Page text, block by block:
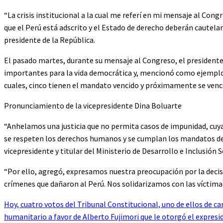
“La crisis institucional a la cual me referí en mi mensaje al
que el Perú está adscrito y el Estado de derecho deberán
presidente de la República.
El pasado martes, durante su mensaje al Congreso, el
importantes para la vida democrática y, mencionó como
cuales, cinco tienen el mandato vencido y próximamente se
Pronunciamiento de la vicepresidente Dina Boluarte
“Anhelamos una justicia que no permita casos de impunidad,
se respeten los derechos humanos y se cumplan los mandatos
vicepresidente y titular del Ministerio de Desarrollo e Inclusión
“Por ello, agregó, expresamos nuestra preocupación por la
crímenes que dañaron al Perú. Nos solidarizamos con las
Hoy, cuatro votos del Tribunal Constitucional, uno de ellos de
humanitario a favor de Alberto Fujimori que le otorgó el